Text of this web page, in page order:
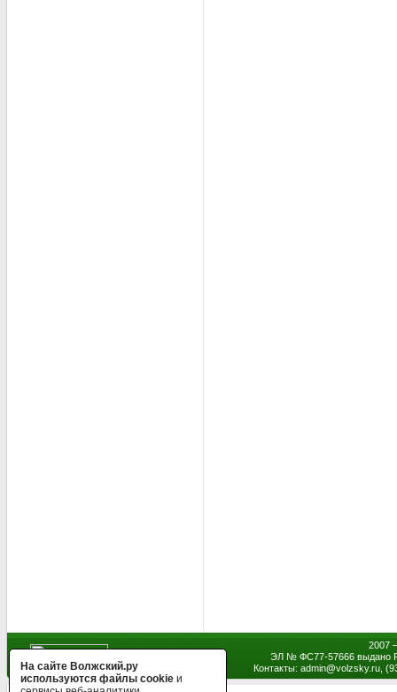
2007
ЭЛ № ФС77-57666 выдано
Контакты: admin@volzsky.ru,
На сайте Волжский.ру
используются файлы cookie и